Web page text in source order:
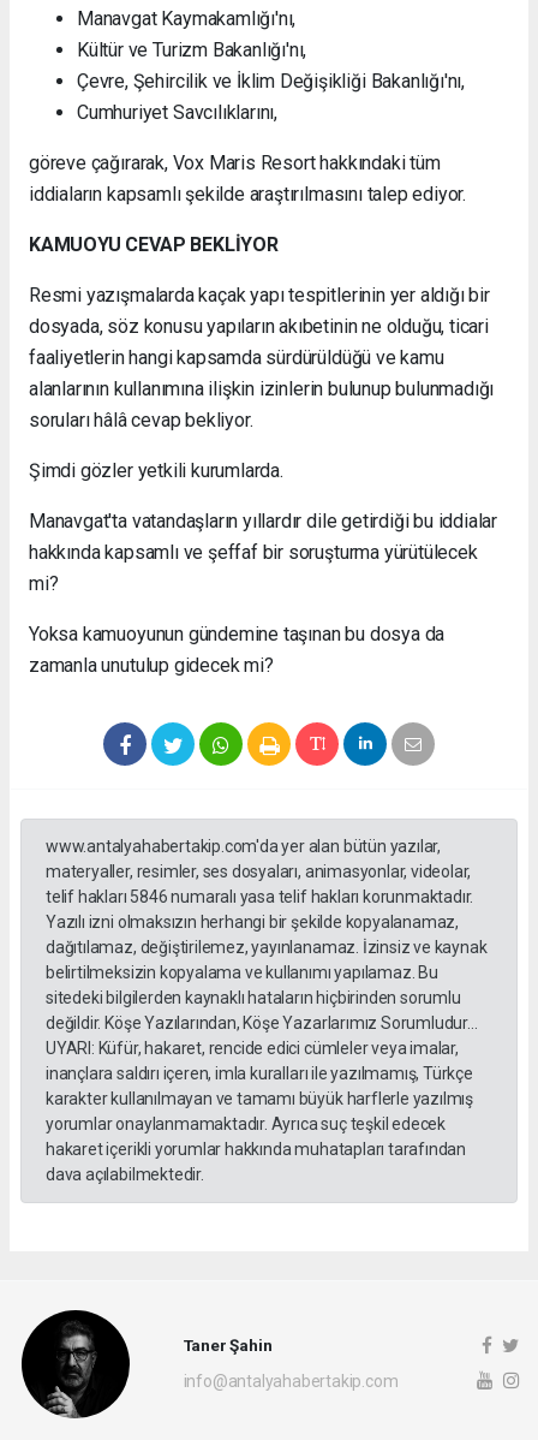
Manavgat Kaymakamlığı'nı,
Kültür ve Turizm Bakanlığı'nı,
Çevre, Şehircilik ve İklim Değişikliği Bakanlığı'nı,
Cumhuriyet Savcılıklarını,
göreve çağırarak, Vox Maris Resort hakkındaki tüm
iddiaların kapsamlı şekilde araştırılmasını talep ediyor.
KAMUOYU CEVAP BEKLİYOR
Resmi yazışmalarda kaçak yapı tespitlerinin yer aldığı bir
dosyada, söz konusu yapıların akıbetinin ne olduğu, ticari
faaliyetlerin hangi kapsamda sürdürüldüğü ve kamu
alanlarının kullanımına ilişkin izinlerin bulunup bulunmadığı
soruları hâlâ cevap bekliyor.
Şimdi gözler yetkili kurumlarda.
Manavgat'ta vatandaşların yıllardır dile getirdiği bu iddialar
hakkında kapsamlı ve şeffaf bir soruşturma yürütülecek
mi?
Yoksa kamuoyunun gündemine taşınan bu dosya da
zamanla unutulup gidecek mi?
www.antalyahabertakip.com'da yer alan bütün yazılar,
materyaller, resimler, ses dosyaları, animasyonlar, videolar,
telif hakları 5846 numaralı yasa telif hakları korunmaktadır.
Yazılı izni olmaksızın herhangi bir şekilde kopyalanamaz,
dağıtılamaz, değiştirilemez, yayınlanamaz. İzinsiz ve kaynak
belirtilmeksizin kopyalama ve kullanımı yapılamaz. Bu
sitedeki bilgilerden kaynaklı hataların hiçbirinden sorumlu
değildir. Köşe Yazılarından, Köşe Yazarlarımız Sorumludur...
UYARI: Küfür, hakaret, rencide edici cümleler veya imalar,
inançlara saldırı içeren, imla kuralları ile yazılmamış, Türkçe
karakter kullanılmayan ve tamamı büyük harflerle yazılmış
yorumlar onaylanmamaktadır. Ayrıca suç teşkil edecek
hakaret içerikli yorumlar hakkında muhatapları tarafından
dava açılabilmektedir.
Taner Şahin
info@antalyahabertakip.com